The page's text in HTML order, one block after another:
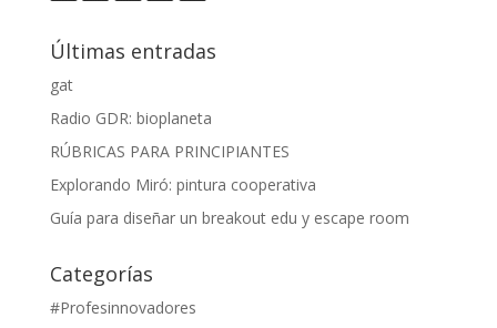
Últimas entradas
gat
Radio GDR: bioplaneta
RÚBRICAS PARA PRINCIPIANTES
Explorando Miró: pintura cooperativa
Guía para diseñar un breakout edu y escape room
Categorías
#Profesinnovadores